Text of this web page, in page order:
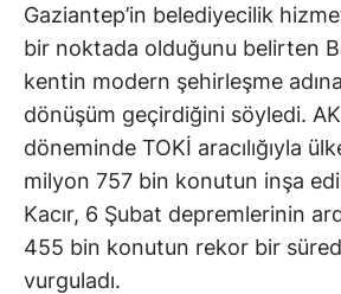
Gaziantep’in belediyecilik
bir noktada olduğunu belirten
kentin modern şehirleşme
dönüşüm geçirdiğini söyledi.
döneminde TOKİ aracılığıyla
milyon 757 bin konutun inşa
Kacır, 6 Şubat depremlerinin
455 bin konutun rekor bir
vurguladı.